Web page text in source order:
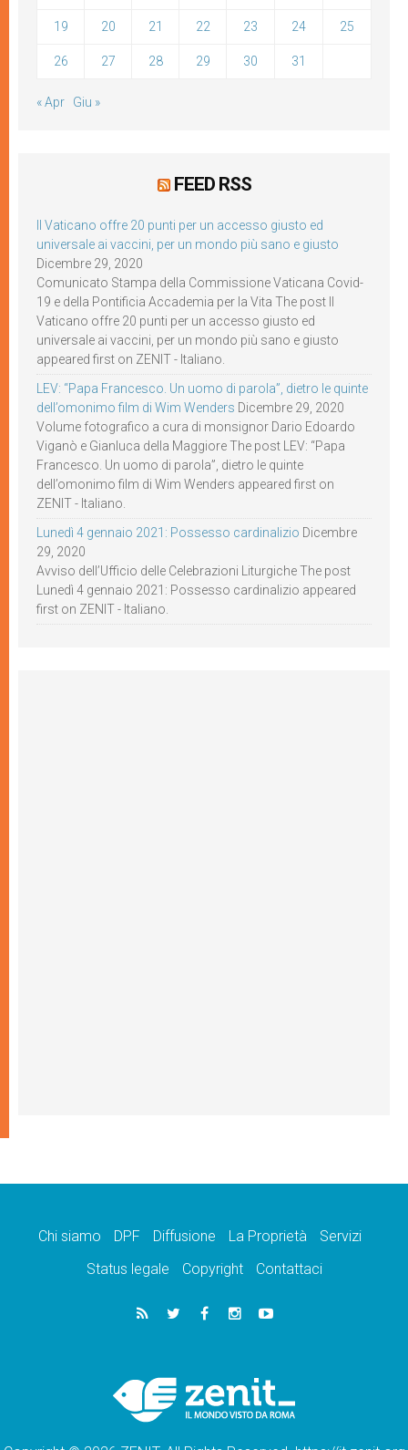
19 20 21 22 23 24 25
26 27 28 29 30 31
« Apr Giu »
FEED RSS
Il Vaticano offre 20 punti per un accesso giusto ed
universale ai vaccini, per un mondo più sano e giusto
Dicembre 29, 2020
Comunicato Stampa della Commissione Vaticana Covid-
19 e della Pontificia Accademia per la Vita The post Il
Vaticano offre 20 punti per un accesso giusto ed
universale ai vaccini, per un mondo più sano e giusto
appeared first on ZENIT - Italiano.
LEV: “Papa Francesco. Un uomo di parola”, dietro le quinte
dell’omonimo film di Wim Wenders Dicembre 29, 2020
Volume fotografico a cura di monsignor Dario Edoardo
Viganò e Gianluca della Maggiore The post LEV: “Papa
Francesco. Un uomo di parola”, dietro le quinte
dell’omonimo film di Wim Wenders appeared first on
ZENIT - Italiano.
Lunedì 4 gennaio 2021: Possesso cardinalizio Dicembre
29, 2020
Avviso dell’Ufficio delle Celebrazioni Liturgiche The post
Lunedì 4 gennaio 2021: Possesso cardinalizio appeared
first on ZENIT - Italiano.
Chi siamo DPF Diffusione La Proprietà
Servizi
Status legale
Copyright Contattaci